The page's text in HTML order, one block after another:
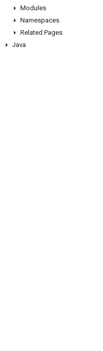
Modules
Namespaces
Related Pages
Java